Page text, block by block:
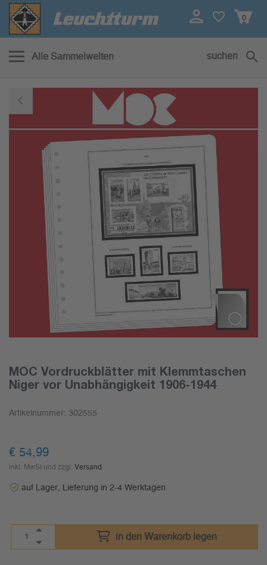
0
Alle Sammelwelten suchen
MOC Vordruckblätter mit Klemmtaschen
Niger vor Unabhängigkeit 1906-1944
Artikelnummer: 302555
€ 54,99
inkl. MwSt und zzgl. Versand
auf Lager, Lieferung in 2-4 Werktagen
in den Warenkorb legen